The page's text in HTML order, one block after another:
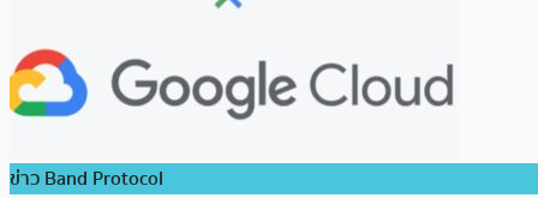
ข่าว Band Protocol